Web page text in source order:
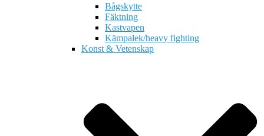
Bågskytte
Fäktning
Kastvapen
Kämpalek/heavy fighting
Konst & Vetenskap